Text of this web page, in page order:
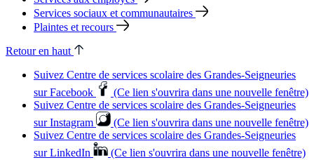
Services sociaux et communautaires
Plaintes et recours
Retour en haut
Suivez Centre de services scolaire des Grandes‑Seigneuries
sur Facebook
(Ce lien s'ouvrira dans une nouvelle fenêtre)
Suivez Centre de services scolaire des Grandes‑Seigneuries
sur Instagram
(Ce lien s'ouvrira dans une nouvelle fenêtre)
Suivez Centre de services scolaire des Grandes‑Seigneuries
sur LinkedIn
(Ce lien s'ouvrira dans une nouvelle fenêtre)